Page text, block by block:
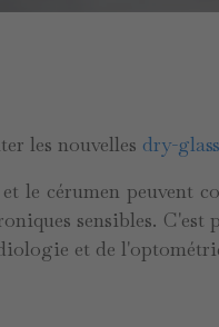
les nouvelles dry-
le cérumen peuvent
sensibles.
et de